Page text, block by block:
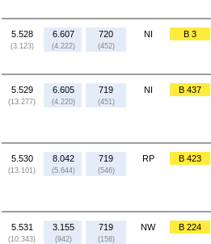
5.528
(3.123)
6.607
(4.222)
720
(452)
NI B 3
5.529
(13.277)
6.605
(4.220)
719
(451)
NI B 437
5.530
(13.101)
8.042
(5.644)
719
(546)
RP B 423
5.531
(10.343)
3.155
(942)
719
(158)
NW B 224